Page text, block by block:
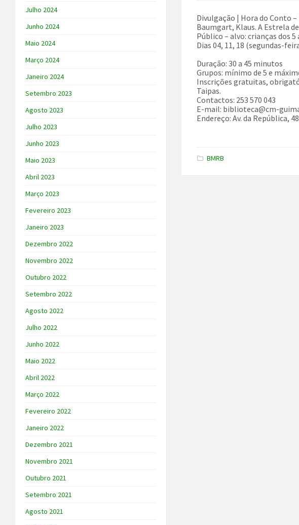
Divulgação | Hora do Conto
Baumgart, Klaus. A Estrela
Público – alvo: crianças dos 5
Dias 04, 11, 18 (segundas-
Duração: 30 a 45 minutos
Grupos: mínimo de 5 e
Inscrições gratuitas,
Taipas.
Contactos: 253 570 043
E-mail: biblioteca@cm-
Endereço: Av. da República,
BMRB
Julho 2024
Junho 2024
Maio 2024
Março 2024
Janeiro 2024
Setembro 2023
Agosto 2023
Julho 2023
Junho 2023
Maio 2023
Abril 2023
Março 2023
Fevereiro 2023
Janeiro 2023
Dezembro 2022
Novembro 2022
Outubro 2022
Setembro 2022
Agosto 2022
Julho 2022
Junho 2022
Maio 2022
Abril 2022
Março 2022
Fevereiro 2022
Janeiro 2022
Dezembro 2021
Novembro 2021
Outubro 2021
Setembro 2021
Agosto 2021